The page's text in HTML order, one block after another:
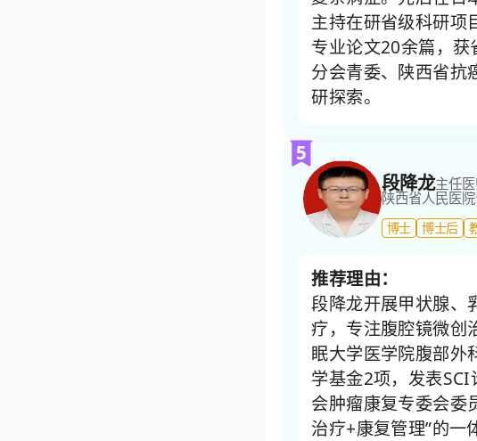
主持在研省级科研项
专业论文20余篇，
分会青委、陕西省抗
研探索。
5
段降龙主任
陕西省人民医院
博士 博士后
推荐理由：
段降龙开展甲状腺、
疗，专注腹腔镜微创
眠大学医学院腹部外
学基金2项，发表
会肿瘤康复专委会委
治疗+康复管理”的一